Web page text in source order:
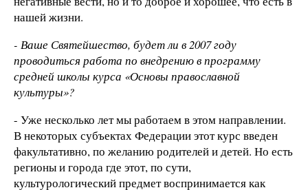
нашей жизни.
- Ваше Святейшество, будет ли в 2007 году
проводиться работа по внедрению в программу
средней школы курса «Основы православной
культуры»?
- Уже несколько лет мы работаем в этом направлении.
В некоторых субъектах Федерации этот курс введен
факультативно, по желанию родителей и детей. Но есть
регионы и города где этот, по сути,
культурологический предмет воспринимается как